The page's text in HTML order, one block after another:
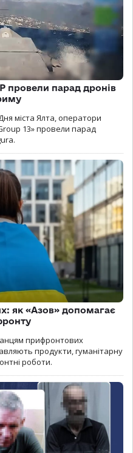
провели парад дронів
міста Ялта, оператори
13» провели парад
як «Азов» допомагає
прифронтових
продукти, гуманітарну
роботи.